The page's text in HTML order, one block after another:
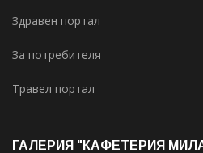
Здравен портал
За потребителя
Травел портал
ГАЛЕРИЯ "КАФЕТЕРИЯ